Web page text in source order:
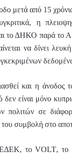
μετά από 15
η
το ΔΗΚΟ παρά το
να δίνει
και η
δεν είναι μόνο
πολιτών σε
του συμβολή στο
ΕΔΕΚ, τοVOLT, το